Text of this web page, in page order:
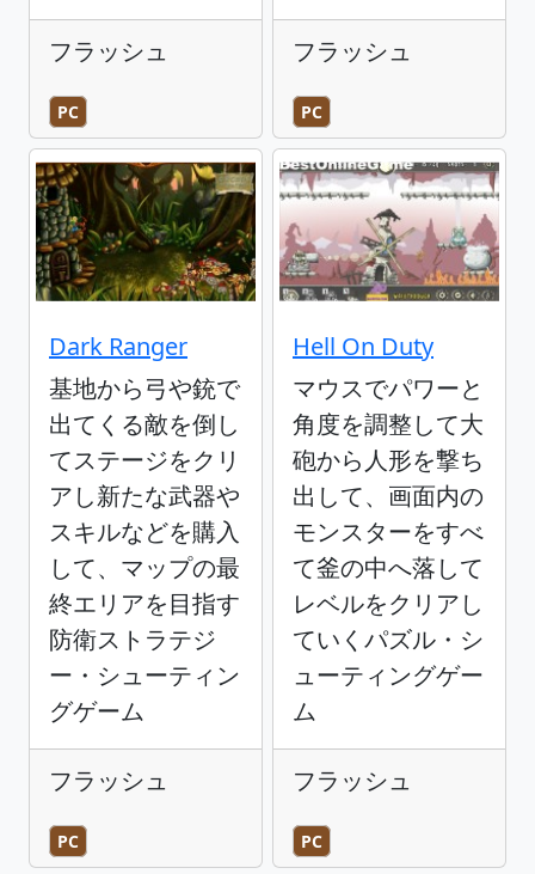
フラッシュ
PC
フラッシュ
PC
Dark Ranger
基地から弓や銃で
出てくる敵を倒し
てステージをクリ
アし新たな武器や
スキルなどを購入
して、マップの最
終エリアを目指す
防衛ストラテジ
ー・シューティン
グゲーム
フラッシュ
PC
Hell On Duty
マウスでパワーと
角度を調整して大
砲から人形を撃ち
出して、画面内の
モンスターをすべ
て釜の中へ落して
レベルをクリアし
ていくパズル・シ
ューティングゲー
ム
フラッシュ
PC